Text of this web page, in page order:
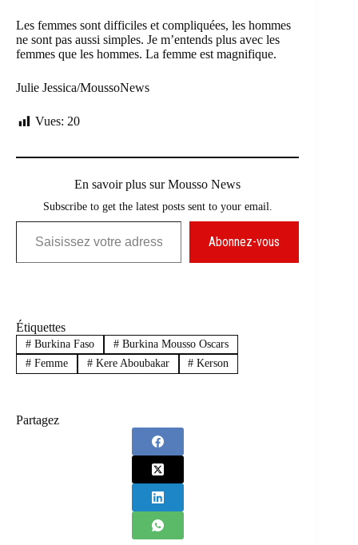
Les femmes sont difficiles et compliquées, les hommes
ne sont pas aussi simples. Je m’entends plus avec les
femmes que les hommes. La femme est magnifique.
Julie Jessica/MoussoNews
Vues: 20
En savoir plus sur Mousso News
Subscribe to get the latest posts sent to your email.
Saisissez votre adresse e-mail…
Abonnez-vous
Étiquettes
#Burkina Faso #Burkina Mousso Oscars
#Femme #Kere Aboubakar # Kerson
Partagez